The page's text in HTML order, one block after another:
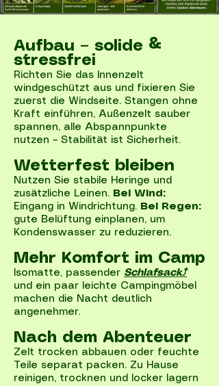
Aufbau – solide &
stressfrei
Richten Sie das Innenzelt
windgeschützt aus und fixieren Sie
zuerst die Windseite. Stangen ohne
Kraft einführen, Außenzelt sauber
spannen, alle Abspannpunkte
nutzen – Stabilität ist Sicherheit.
Wetterfest bleiben
Nutzen Sie stabile Heringe und
zusätzliche Leinen. Bei Wind:
Eingang in Windrichtung. Bei Regen:
gute Belüftung einplanen, um
Kondenswasser zu reduzieren.
Mehr Komfort im Camp
Isomatte, passender Schlafsack⤴
und ein paar leichte Campingmöbel
machen die Nacht deutlich
angenehmer.
Nach dem Abenteuer
Zelt trocken abbauen oder feuchte
Teile separat packen. Zu Hause
reinigen, trocknen und locker lagern